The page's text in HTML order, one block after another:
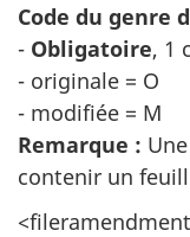
Code du genre
- Obligatoire, 1
- originale = O
- modifiée = M
Remarque :
contenir un